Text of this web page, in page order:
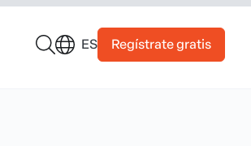
ES Regístrate gratis